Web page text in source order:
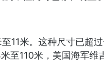
米。这种尺寸已超
110米，美国海军维